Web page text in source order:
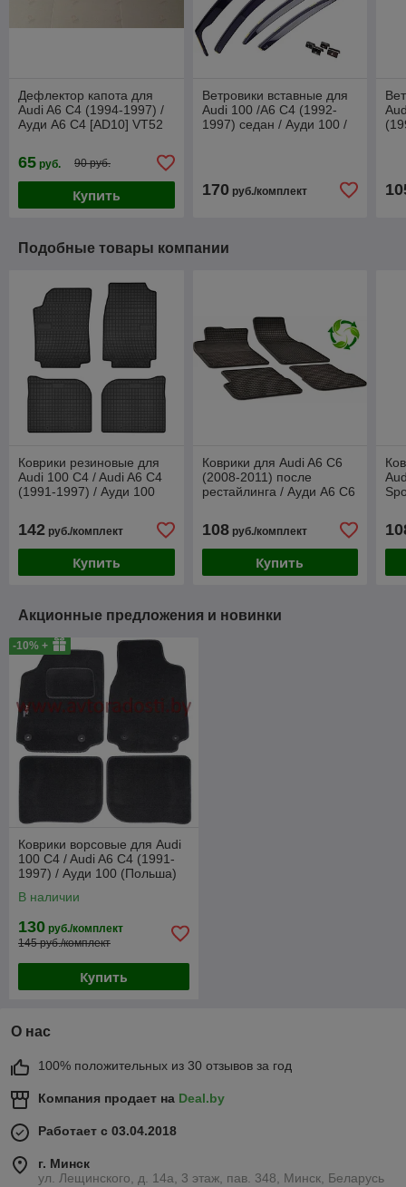
Дефлектор капота для
Audi A6 C4 (1994-1997) /
Ауди А6 С4 [AD10] VT52
65 руб. 90 руб.
Купить
Ветровики вставные для
Audi 100 /A6 C4 (1992-
1997) седан / Ауди 100 /
170руб./комплект
Подобные товары компании
Коврики резиновые для
Audi 100 C4 / Audi A6 C4
(1991-1997) / Ауди 100
142 руб./комплект
Купить
Коврики для Audi A6 C6
(2008-2011) после
рестайлинга / Ауди А6 С6
108руб./комплект
Купить
Акционные предложения и новинки
-10% +
Коврики ворсовые для Audi
100 C4 / Audi A6 C4 (1991-
1997) / Ауди 100 (Польша)
В наличии
130 руб./комплект
145 руб./комплект
Купить
О нас
100% положительных из 30 отзывов за год
Компания продает на Deal.by
Работает с 03.04.2018
г. Минск
ул. Лещинского, д. 14а, 3 этаж, пав. 348, Минск, Беларусь